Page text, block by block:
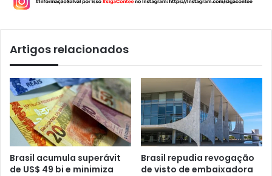
Artigos relacionados
Brasil acumula superávit
de US$ 49 bi e minimiza
Brasil repudia revogação
de visto de embaixadora